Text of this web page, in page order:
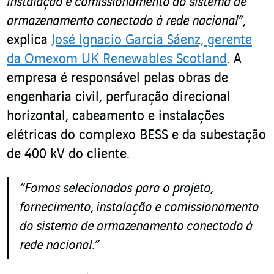
armazenamento conectado à rede nacional”,
explica José Ignacio Garcia Sáenz, gerente
da Omexom UK Renewables Scotland. A
empresa é responsável pelas obras de
engenharia civil, perfuração direcional
horizontal, cabeamento e instalações
elétricas do complexo BESS e da subestação
de 400 kV do cliente.
“Fomos selecionados para o projeto,
fornecimento, instalação e comissionamento
do sistema de armazenamento conectado à
rede nacional.”